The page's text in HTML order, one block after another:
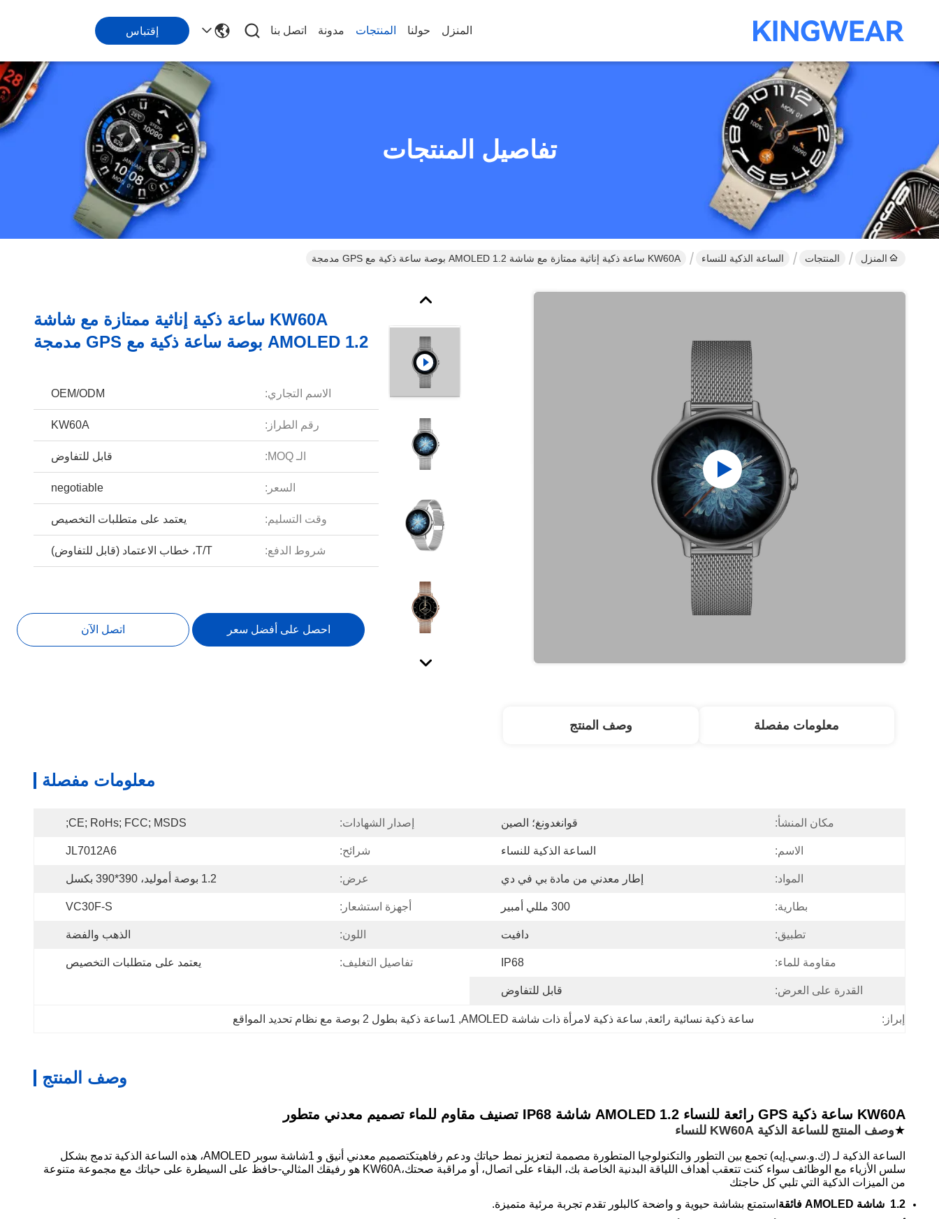
المنزل حولنا المنتجات مدونة اتصل بنا إقتباس
تفاصيل المنتجات
المنزل المنتجات الساعة الذكية للنساء KW60A ساعة ذكية إناثية ممتازة مع شاشة AMOLED 1.2 بوصة ساعة ذكية مع GPS مدمجة
KW60A ساعة ذكية إناثية ممتازة مع شاشة
AMOLED 1.2 بوصة ساعة ذكية مع GPS مدمجة
الاسم التجاري: OEM/ODM
رقم الطراز: KW60A
الـ MOQ: قابل للتفاوض
السعر: negotiable
وقت التسليم: يعتمد على متطلبات التخصيص
شروط الدفع: T/T، خطاب الاعتماد (قابل للتفاوض)
احصل على أفضل سعر اتصل الآن
معلومات مفصلة وصف المنتج
معلومات مفصلة
مكان المنشأ: قوانغدونغ؛ الصين إصدار الشهادات: CE; RoHs; FCC; MSDS;
الاسم: الساعة الذكية للنساء شرائح: JL7012A6
المواد: إطار معدني من مادة بي في دي عرض: 1.2 بوصة أموليد، 390*390 بكسل
بطارية: 300 مللي أمبير أجهزة استشعار: VC30F-S
تطبيق: دافيت اللون: الذهب والفضة
مقاومة للماء: IP68 تفاصيل التغليف: يعتمد على متطلبات التخصيص
القدرة على العرض: قابل للتفاوض
إبراز: ساعة ذكية نسائية رائعة, ساعة ذكية لامرأة ذات شاشة AMOLED , 1ساعة ذكية بطول 2 بوصة مع نظام تحديد المواقع
وصف المنتج
KW60A ساعة ذكية GPS رائعة للنساء 1.2 AMOLED شاشة IP68 تصنيف مقاوم للماء تصميم معدني متطور
★وصف المنتج للساعة الذكية KW60A للنساء
الساعة الذكية لـ (ك.و.سي.إيه) تجمع بين التطور والتكنولوجيا المتطورة مصممة لتعزيز نمط حياتك ودعم رفاهيتكتصميم معدني أنيق و 1شاشة سوبر AMOLED، هذه الساعة الذكية تدمج بشكل
سلس الأزياء مع الوظائف سواء كنت تتعقب أهداف اللياقة البدنية الخاصة بك، البقاء على اتصال، أو مراقبة صحتك،KW60A هو رفيقك المثالي-حافظ على السيطرة على حياتك مع مجموعة متنوعة
من الميزات الذكية التي تلبي كل حاجتك
1.2 ‬ شاشة AMOLED فائقة
استمتع بشاشة حيوية و واضحة كالبلور تقدم تجربة مرئية متميزة.